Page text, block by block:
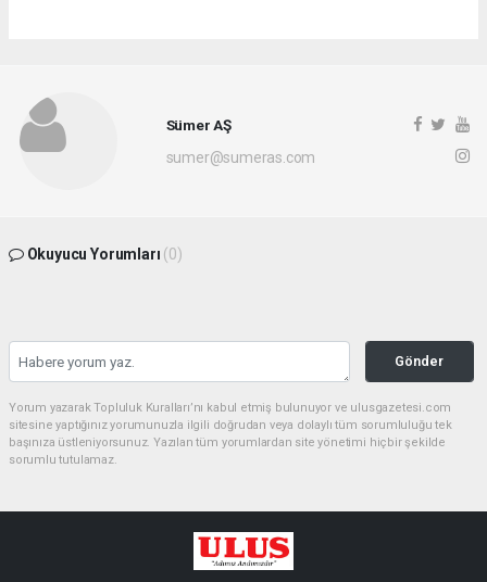
Sümer AŞ
sumer@sumeras.com
Okuyucu Yorumları (0)
Gönder
Yorum yazarak Topluluk Kuralları’nı kabul etmiş bulunuyor ve ulusgazetesi.com
sitesine yaptığınız yorumunuzla ilgili doğrudan veya dolaylı tüm sorumluluğu tek
başınıza üstleniyorsunuz. Yazılan tüm yorumlardan site yönetimi hiçbir şekilde
sorumlu tutulamaz.